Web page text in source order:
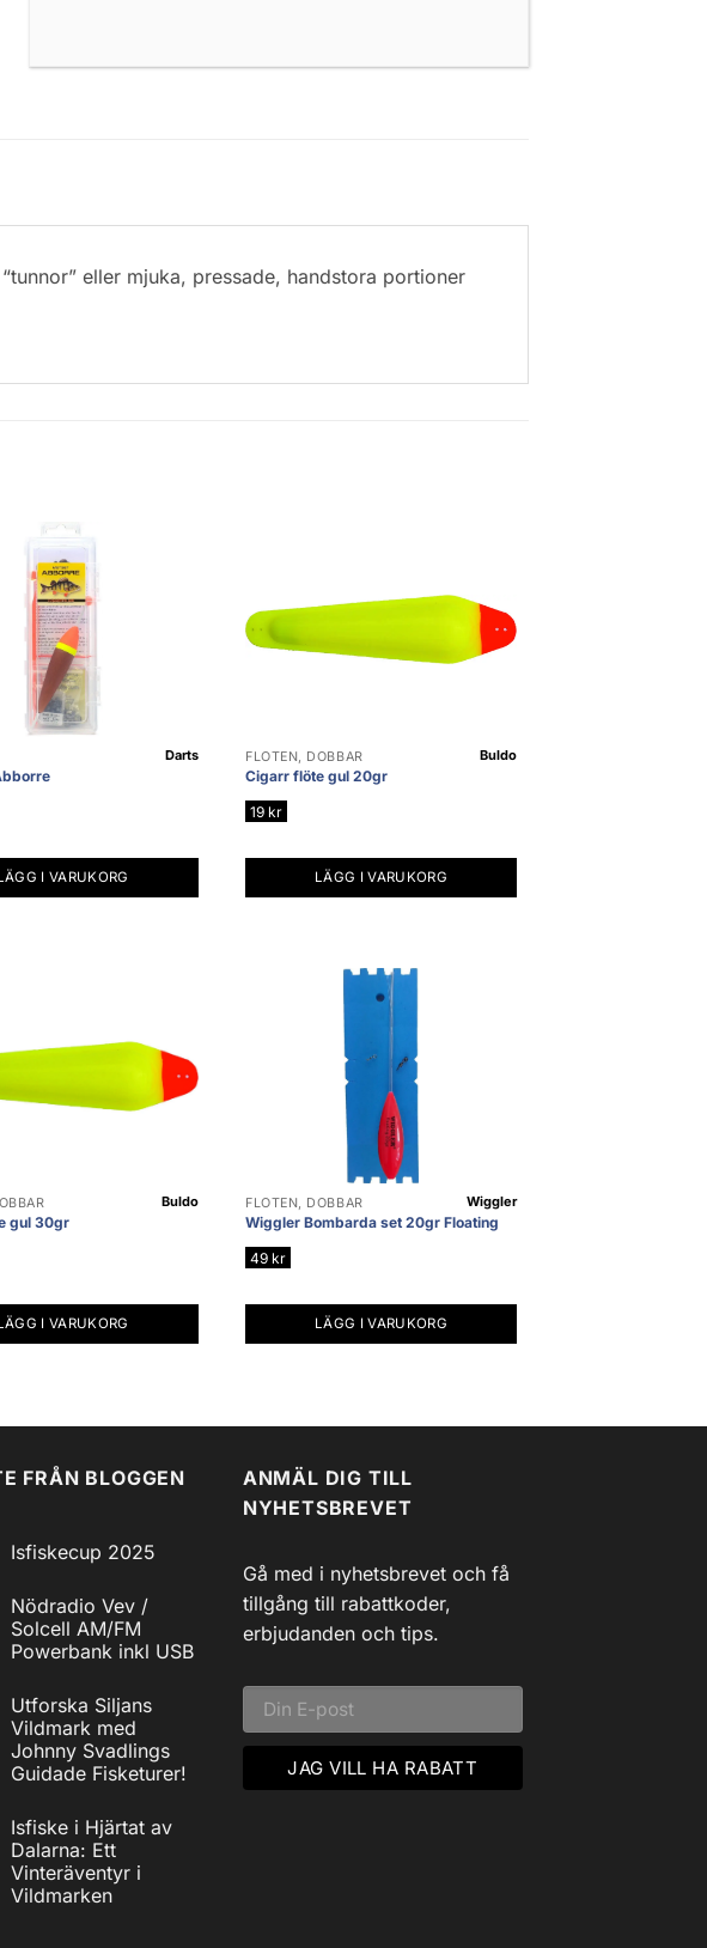
eller mjuka, pressade, handstora portioner
Darts
I VARUKORG
FLÖTEN, DOBBAR
Cigarr flöte gul 20gr
Buldo
19 kr
LÄGG I VARUKORG
gul 30gr
Buldo
I VARUKORG
FLÖTEN, DOBBAR
Wiggler Bombarda set 20gr Floating
Wiggler
49 kr
LÄGG I VARUKORG
FRÅN BLOGGEN
Isfiskecup 2025
till
Isfiskecup
2025
Nödradio Vev /
Solcell AM/FM
Powerbank inkl USB
till
Nödradio
Vev
/
Solcell
AM/FM
inkl
USB
Utforska Siljans
Vildmark med
Johnny Svadlings
Guidade Fisketurer!
till
Utforska
Siljans
Vildmark
med
Johnny
Isfiske i Hjärtat av
Dalarna: Ett
Vinteräventyr i
Vildmarken
ANMÄL DIG TILL
NYHETSBREVET
Gå med i nyhetsbrevet och få
tillgång till rabattkoder,
erbjudanden och tips.